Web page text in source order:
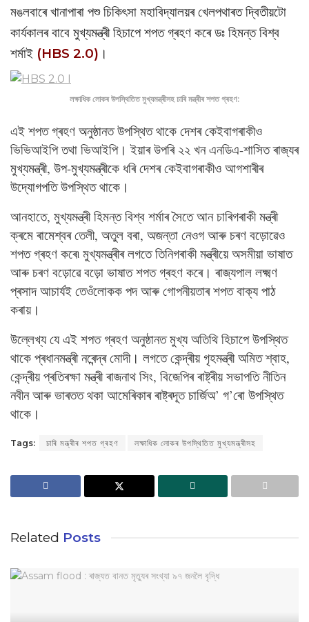
মঙলবাৰে খানাপাৰা পশু চিকিৎসা মহাবিদ্যালয়ৰ খেলপথাৰত দ্বিতীয়টো
কাৰ্যকালৰ বাবে মুখ্যমন্ত্ৰী হিচাপে শপত গ্ৰহণ কৰে ডঃ হিমন্ত বিশ্ব
শৰ্মাই (HBS 2.0) ।
লক্ষাধিক লোকৰ উপস্থিতিত মুখ্যমন্ত্ৰীসহ চাৰি মন্ত্ৰীৰ শপত গ্ৰহণ:
এই শপত গ্ৰহণ অনুষ্ঠানত উপস্থিত থাকে দেশৰ কেইবাগৰাকীও
ভিভিআইপি তথা ভিআইপি। ইয়াৰ উপৰি ২২ খন এনডিএ-শাসিত ৰাজ্যৰ
মুখ্যমন্ত্ৰী, উপ-মুখ্যমন্ত্ৰীকে ধৰি দেশৰ কেইবাগৰাকীও আগশাৰীৰ
উদ্যোগপতি উপস্থিত থাকে।
আনহাতে, মুখ্যমন্ত্ৰী হিমন্ত বিশ্ব শৰ্মাৰ সৈতে আন চাৰিগৰাকী মন্ত্ৰী
ক্ৰমে ৰামেশ্বৰ তেলী, অতুল বৰা, অজন্তা নেওগ আৰু চৰণ বড়োৱেও
শপত গ্ৰহণ কৰে৷ মুখ্যমন্ত্ৰীৰ লগতে তিনিগৰাকী মন্ত্ৰীয়ে অসমীয়া ভাষাত
আৰু চৰণ বড়োৱে বড়ো ভাষাত শপত গ্ৰহণ কৰে। ৰাজ্যপাল লক্ষ্মণ
প্ৰসাদ আচাৰ্যই তেওঁলোকক পদ আৰু গোপনীয়তাৰ শপত বাক্য পাঠ
কৰায়।
উল্লেখ্য যে এই শপত গ্ৰহণ অনুষ্ঠানত মুখ্য অতিথি হিচাপে উপস্থিত
থাকে প্ৰধানমন্ত্ৰী নৰেন্দ্ৰ মোদী। লগতে কেন্দ্ৰীয় গৃহমন্ত্ৰী অমিত শ্বাহ,
কেন্দ্ৰীয় প্ৰতিৰক্ষা মন্ত্ৰী ৰাজনাথ সিং, বিজেপিৰ ৰাষ্ট্ৰীয় সভাপতি নীতিন
নবীন আৰু ভাৰতত থকা আমেৰিকাৰ ৰাষ্ট্ৰদূত চাৰ্জিঅ’ গ’ৰো উপস্থিত
থাকে।
Tags: চাৰি মন্ত্ৰীৰ শপত গ্ৰহণ লক্ষাধিক লোকৰ উপস্থিতিত মুখ্যমন্ত্ৰীসহ
Related Posts